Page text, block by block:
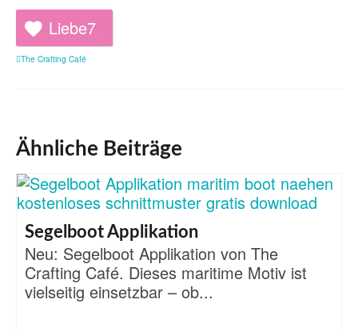
Liebe7
The Crafting Café
Ähnliche Beiträge
Segelboot Applikation
Neu: Segelboot Applikation von The
Crafting Café. Dieses maritime Motiv ist
vielseitig einsetzbar – ob...